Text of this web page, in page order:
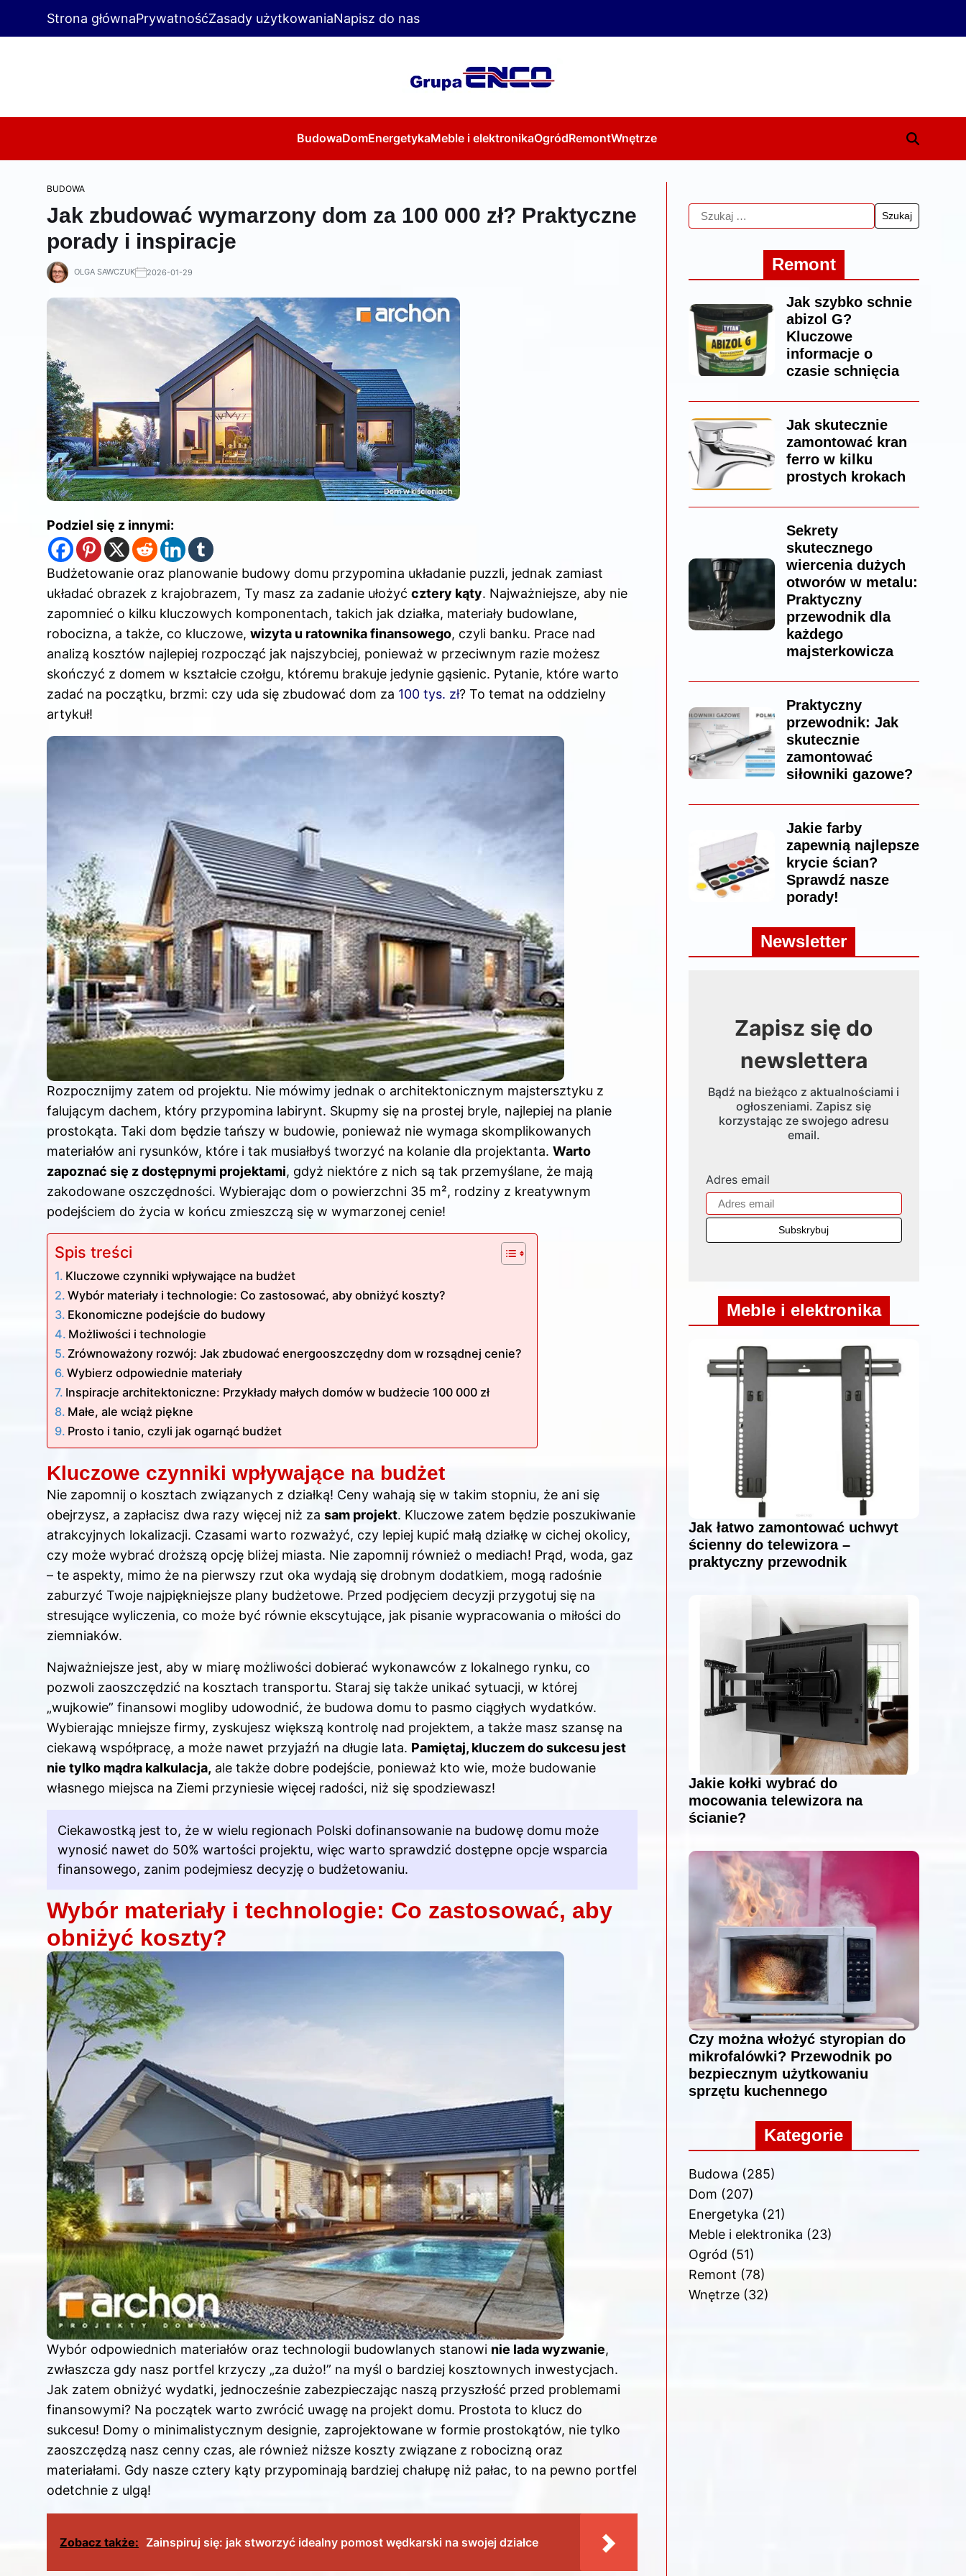
Strona głównaPrywatnośćZasady użytkowaniaNapisz do nas
BudowaDomEnergetykaMeble i elektronikaOgródRemontWnętrze
BUDOWA
Jak zbudować wymarzony dom za 100 000 zł? Praktyczne
porady i inspiracje
OLGA SAWCZUK 2026-01-29
Podziel się z innymi:
Budżetowanie oraz planowanie budowy domu przypomina układanie puzzli, jednak zamiast
układać obrazek z krajobrazem, Ty masz za zadanie ułożyć cztery kąty. Najważniejsze, aby nie
zapomnieć o kilku kluczowych komponentach, takich jak działka, materiały budowlane,
robocizna, a także, co kluczowe, wizyta u ratownika finansowego, czyli banku. Prace nad
analizą kosztów najlepiej rozpocząć jak najszybciej, ponieważ w przeciwnym razie możesz
skończyć z domem w kształcie czołgu, któremu brakuje jedynie gąsienic. Pytanie, które warto
zadać na początku, brzmi: czy uda się zbudować dom za 100 tys. zł? To temat na oddzielny
artykuł!
Rozpocznijmy zatem od projektu. Nie mówimy jednak o architektonicznym majstersztyku z
falującym dachem, który przypomina labirynt. Skupmy się na prostej bryle, najlepiej na planie
prostokąta. Taki dom będzie tańszy w budowie, ponieważ nie wymaga skomplikowanych
materiałów ani rysunków, które i tak musiałbyś tworzyć na kolanie dla projektanta. Warto
zapoznać się z dostępnymi projektami, gdyż niektóre z nich są tak przemyślane, że mają
zakodowane oszczędności. Wybierając dom o powierzchni 35 m², rodziny z kreatywnym
podejściem do życia w końcu zmieszczą się w wymarzonej cenie!
Spis treści
Kluczowe czynniki wpływające na budżet
Wybór materiały i technologie: Co zastosować, aby obniżyć koszty?
Ekonomiczne podejście do budowy
Możliwości i technologie
Zrównoważony rozwój: Jak zbudować energooszczędny dom w rozsądnej cenie?
Wybierz odpowiednie materiały
Inspiracje architektoniczne: Przykłady małych domów w budżecie 100 000 zł
Małe, ale wciąż piękne
Prosto i tanio, czyli jak ogarnąć budżet
Kluczowe czynniki wpływające na budżet
Nie zapomnij o kosztach związanych z działką! Ceny wahają się w takim stopniu, że ani się
obejrzysz, a zapłacisz dwa razy więcej niż za sam projekt. Kluczowe zatem będzie poszukiwanie
atrakcyjnych lokalizacji. Czasami warto rozważyć, czy lepiej kupić małą działkę w cichej okolicy,
czy może wybrać droższą opcję bliżej miasta. Nie zapomnij również o mediach! Prąd, woda, gaz
– te aspekty, mimo że na pierwszy rzut oka wydają się drobnym dodatkiem, mogą radośnie
zaburzyć Twoje najpiękniejsze plany budżetowe. Przed podjęciem decyzji przygotuj się na
stresujące wyliczenia, co może być równie ekscytujące, jak pisanie wypracowania o miłości do
ziemniaków.
Najważniejsze jest, aby w miarę możliwości dobierać wykonawców z lokalnego rynku, co
pozwoli zaoszczędzić na kosztach transportu. Staraj się także unikać sytuacji, w której
„wujkowie” finansowi mogliby udowodnić, że budowa domu to pasmo ciągłych wydatków.
Wybierając mniejsze firmy, zyskujesz większą kontrolę nad projektem, a także masz szansę na
ciekawą współpracę, a może nawet przyjaźń na długie lata. Pamiętaj, kluczem do sukcesu jest
nie tylko mądra kalkulacja, ale także dobre podejście, ponieważ kto wie, może budowanie
własnego miejsca na Ziemi przyniesie więcej radości, niż się spodziewasz!
Ciekawostką jest to, że w wielu regionach Polski dofinansowanie na budowę domu może
wynosić nawet do 50% wartości projektu, więc warto sprawdzić dostępne opcje wsparcia
finansowego, zanim podejmiesz decyzję o budżetowaniu.
Wybór materiały i technologie: Co zastosować, aby
obniżyć koszty?
Wybór odpowiednich materiałów oraz technologii budowlanych stanowi nie lada wyzwanie,
zwłaszcza gdy nasz portfel krzyczy „za dużo!” na myśl o bardziej kosztownych inwestycjach.
Jak zatem obniżyć wydatki, jednocześnie zabezpieczając naszą przyszłość przed problemami
finansowymi? Na początek warto zwrócić uwagę na projekt domu. Prostota to klucz do
sukcesu! Domy o minimalistycznym designie, zaprojektowane w formie prostokątów, nie tylko
zaoszczędzą nasz cenny czas, ale również niższe koszty związane z robocizną oraz
materiałami. Gdy nasze cztery kąty przypominają bardziej chałupę niż pałac, to na pewno portfel
odetchnie z ulgą!
Zobacz także: Zainspiruj się: jak stworzyć idealny pomost wędkarski na swojej działce
Remont
Jak szybko schnie
abizol G?
Kluczowe
informacje o
czasie schnięcia
Jak skutecznie
zamontować kran
ferro w kilku
prostych krokach
Sekrety
skutecznego
wiercenia dużych
otworów w metalu:
Praktyczny
przewodnik dla
każdego
majsterkowicza
Praktyczny
przewodnik: Jak
skutecznie
zamontować
siłowniki gazowe?
Jakie farby
zapewnią najlepsze
krycie ścian?
Sprawdź nasze
porady!
Newsletter
Zapisz się do
newslettera
Bądź na bieżąco z aktualnościami i
ogłoszeniami. Zapisz się
korzystając ze swojego adresu
email.
Adres email
Meble i elektronika
Jak łatwo zamontować uchwyt
ścienny do telewizora –
praktyczny przewodnik
Jakie kołki wybrać do
mocowania telewizora na
ścianie?
Czy można włożyć styropian do
mikrofalówki? Przewodnik po
bezpiecznym użytkowaniu
sprzętu kuchennego
Kategorie
Budowa (285)
Dom (207)
Energetyka (21)
Meble i elektronika (23)
Ogród (51)
Remont (78)
Wnętrze(32)